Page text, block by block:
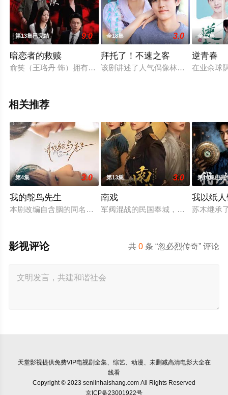
第13集已完结 9.0
暗恋者的救赎
俞笑（王珞丹 饰）拥有一段令外人羡慕的婚姻，然而因一起女
全18集 3.0
拜托了！不速之客
该剧讲述了人气偶像林初宇（陈南洲
全12集
逆青春
在业余球
相关推荐
第4集 3.0
我的鸵鸟先生
本剧改编自含胭的同名小说，讲述了邻家女孩庞倩（苏晓彤 饰
第13集 3.0
南戏
军阀混战的民国奉城，玉佛头离奇失
第10集已完
我以纸
苏木继承
共0 条 “忽必烈传奇” 评论
影视评论
天堂影视提供免费VIP电视剧全集、综艺、动漫、未删减高清电影大全在
线看
Copyright © 2023 senlinhaishang.com All Rights Reserved
京ICP备23001922号